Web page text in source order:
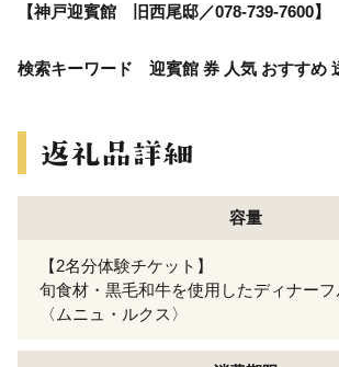
【神戸迎賓館 旧西尾邸／078-739-7600】
検索キーワード 迎賓館 券 人気 おすすめ
容量
【2名分体験チケット】
旬食材・黒毛和牛を使用したディナーフ
〈ムニュ・ルクス〉